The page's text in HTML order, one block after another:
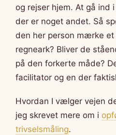
og rejser hjem. At gå ind
der er noget andet. Så
den her person mærke
regneark? Bliver de
på den forkerte måde?
facilitator og en der
Hvordan I vælger vejen
jeg skrevet mere om i
trivselsmåling.